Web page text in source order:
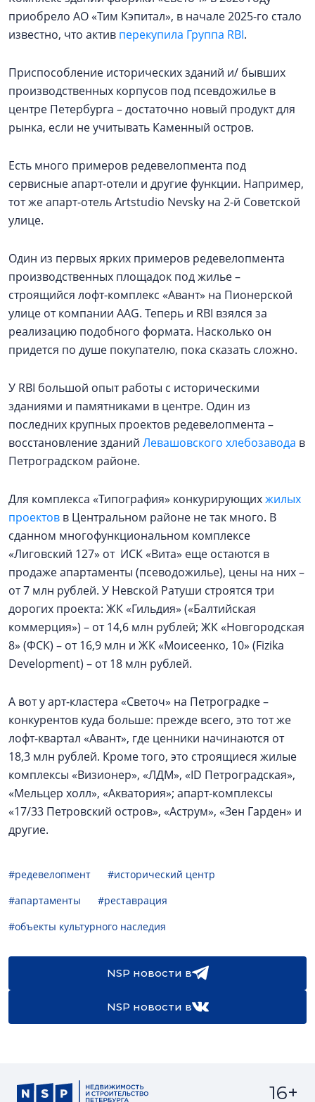
приобрело АО «Тим Кэпитал», в начале 2025-го стало
известно, что актив перекупила Группа RBI.
Приспособление исторических зданий и/ бывших
производственных корпусов под псевдожилье в
центре Петербурга – достаточно новый продукт для
рынка, если не учитывать Каменный остров.
Есть много примеров редевелопмента под
сервисные апарт-отели и другие функции. Например,
тот же апарт-отель Artstudio Nevsky на 2-й Советской
улице.
Один из первых ярких примеров редевелопмента
производственных площадок под жилье –
строящийся лофт-комплекс «Авант» на Пионерской
улице от компании AAG. Теперь и RBI взялся за
реализацию подобного формата. Насколько он
придется по душе покупателю, пока сказать сложно.
У RBI большой опыт работы с историческими
зданиями и памятниками в центре. Один из
последних крупных проектов редевелопмента –
восстановление зданий Левашовского хлебозавода в
Петроградском районе.
Для комплекса «Типография» конкурирующихжилых
проектов в Центральном районе не так много. В
сданном многофункциональном комплексе
«Лиговский 127» от ИСК «Вита» еще остаются в
продаже апартаменты (псеводожилье), цены на них –
от 7 млн рублей. У Невской Ратуши строятся три
дорогих проекта: ЖК «Гильдия» («Балтийская
коммерция») – от 14,6 млн рублей; ЖК «Новгородская
8» (ФСК) – от 16,9 млн и ЖК «Моисеенко, 10» (Fizika
Development) – от 18 млн рублей.
А вот у арт-кластера «Светоч» на Петроградке –
конкурентов куда больше: прежде всего, это тот же
лофт-квартал «Авант», где ценники начинаются от
18,3 млн рублей. Кроме того, это строящиеся жилые
комплексы «Визионер», «ЛДМ», «ID Петроградская»,
«Мельцер холл», «Акватория»; апарт-комплексы
«17/33 Петровский остров», «Аструм», «Зен Гарден» и
другие.
#редевелопмент
#исторический центр
#апартаменты
#реставрация
#объекты культурного наследия
NSP новости в
NSP новости в
16+